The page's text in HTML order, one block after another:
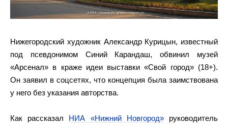
Нижегородский художник Александр Курицын, известный
под псевдонимом Синий Карандаш, обвинил музей
«Арсенал» в краже идеи выставки «Свой город» (18+).
Он заявил в соцсетях, что концепция была заимствована
у него без указания авторства.
Как рассказал НИА «Нижний Новгород»руководитель